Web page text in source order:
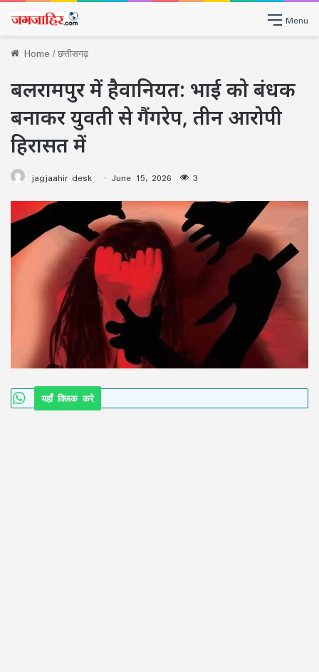
Menu
Home/छत्तीसगढ़
बलरामपुर में हैवानियत: भाई को बंधक
बनाकर युवती से गैंगरेप, तीन आरोपी
हिरासत में
jagjaahir desk June 15, 2026 3
यहाँ क्लिक करे